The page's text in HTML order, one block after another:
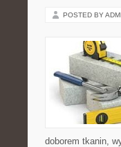
POSTED BY
doborem tkanin,